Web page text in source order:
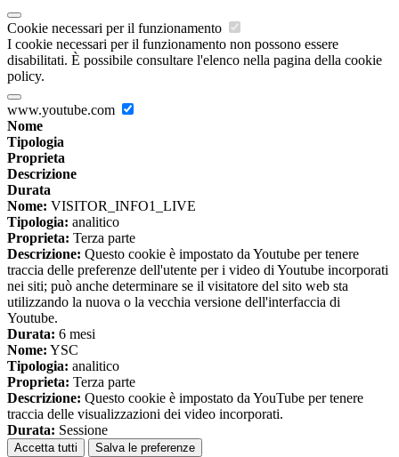
Cookie necessari per il funzionamento
I cookie necessari per il funzionamento non possono essere
disabilitati. È possibile consultare l'elenco nella pagina della cookie
policy.
www.youtube.com
Nome
Tipologia
Proprieta
Descrizione
Durata
Nome: VISITOR_INFO1_LIVE
Tipologia: analitico
Proprieta: Terza parte
Descrizione: Questo cookie è impostato da Youtube per tenere
traccia delle preferenze dell'utente per i video di Youtube incorporati
nei siti; può anche determinare se il visitatore del sito web sta
utilizzando la nuova o la vecchia versione dell'interfaccia di
Youtube.
Durata: 6 mesi
Nome: YSC
Tipologia: analitico
Proprieta: Terza parte
Descrizione: Questo cookie è impostato da YouTube per tenere
traccia delle visualizzazioni dei video incorporati.
Durata: Sessione
Accetta tutti Salva le preferenze